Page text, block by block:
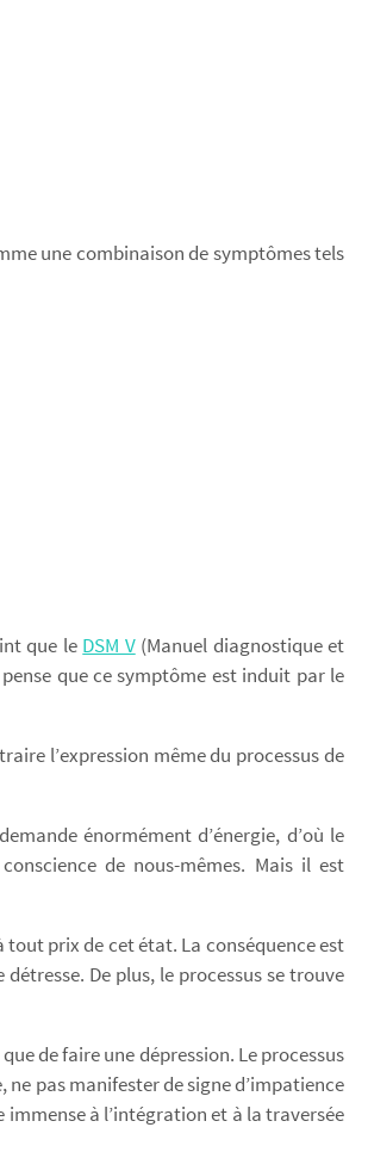
une combinaison de symptômes tels
que le DSM V(Manuel diagnostique et
que ce symptôme est induit par le
l’expression même du processus de
énormément d’énergie, d’où le
de nous-mêmes. Mais il est
tout prix de cet état. La conséquence est
De plus, le processus se trouve
de faire une dépression. Le processus
pas manifester de signe d’impatience
immense à l’intégration et à la traversée